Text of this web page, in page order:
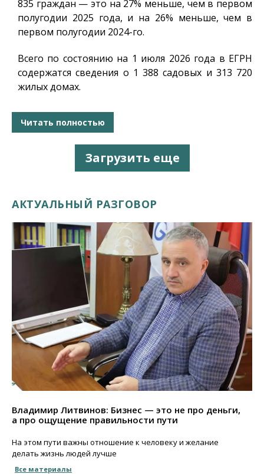
835 граждан — это на 27% меньше, чем в первом
полугодии 2025 года, и на 26% меньше, чем в
первом полугодии 2024-го.
Всего по состоянию на 1 июля 2026 года в ЕГРН
содержатся сведения о 1 388 садовых и 313 720
жилых домах.
Читать полностью
Загрузить еще
АКТУАЛЬНЫЙ РАЗГОВОР
Владимир Литвинов: Бизнес — это не про деньги,
а про ощущение правильности пути
На этом пути важны отношение к человеку и желание
делать жизнь людей лучше
Все материалы